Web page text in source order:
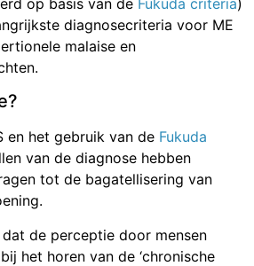
diagnosecriteria voor ME
malaise en
en het gebruik van de Fukuda
van de diagnose hebben
tot de bagatellisering van
de perceptie door mensen
het horen van de ‘chronische